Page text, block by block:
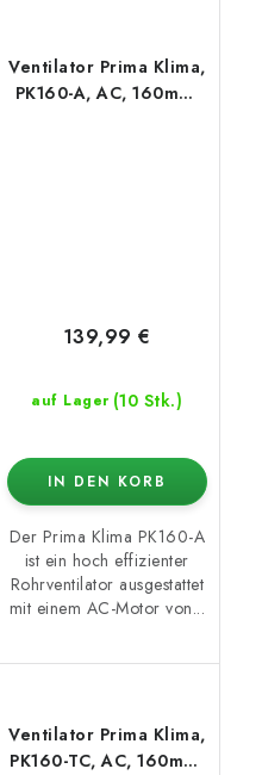
Ventilator Prima Klima,
PK160-A, AC, 160mm,
auf Lager (10 Stk.)
139,99 €
IN DEN KORB
Der Prima Klima PK160-A
ist ein hoch effizienter
Rohrventilator ausgestattet
mit einem AC-Motor von...
Ventilator Prima Klima,
PK160-TC, AC, 160mm,